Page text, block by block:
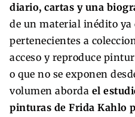
diario, cartas y una
de un material inédito ya
pertenecientes a
acceso y reproduce
o que no se exponen
volumen aborda el
pinturas de Frida Kahlo